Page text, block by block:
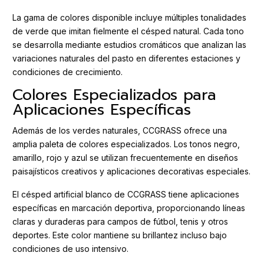
La gama de colores disponible incluye múltiples tonalidades
de verde que imitan fielmente el césped natural. Cada tono
se desarrolla mediante estudios cromáticos que analizan las
variaciones naturales del pasto en diferentes estaciones y
condiciones de crecimiento.
Colores Especializados para
Aplicaciones Específicas
Además de los verdes naturales, CCGRASS ofrece una
amplia paleta de colores especializados. Los tonos negro,
amarillo, rojo y azul se utilizan frecuentemente en diseños
paisajísticos creativos y aplicaciones decorativas especiales.
El césped artificial blanco de CCGRASS tiene aplicaciones
específicas en marcación deportiva, proporcionando líneas
claras y duraderas para campos de fútbol, tenis y otros
deportes. Este color mantiene su brillantez incluso bajo
condiciones de uso intensivo.